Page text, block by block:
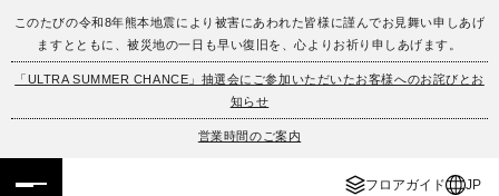
このたびの令和8年熊本地震により被害にあわれた皆様に謹んでお見舞い申しあげ
ますとともに、被災地の一日も早い復旧を、心よりお祈り申しあげます。
「ULTRA SUMMER CHANCE」抽選会にご参加いただいたお客様へのお詫びとお
知らせ
営業時間のご案内
フロアガイド JP
フロアガイド
施設案内・アクセス
ENGLISH
繁体字